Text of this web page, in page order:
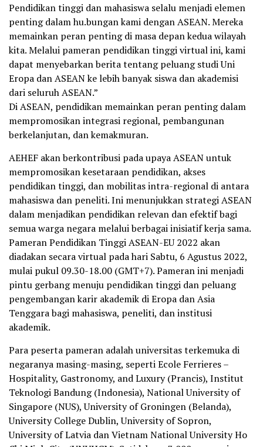
Pendidikan tinggi dan mahasiswa selalu menjadi elemen
penting dalam hu.bungan kami dengan ASEAN. Mereka
memainkan peran penting di masa depan kedua wilayah
kita. Melalui pameran pendidikan tinggi virtual ini, kami
dapat menyebarkan berita tentang peluang studi Uni
Eropa dan ASEAN ke lebih banyak siswa dan akademisi
dari seluruh ASEAN.”
Di ASEAN, pendidikan memainkan peran penting dalam
mempromosikan integrasi regional, pembangunan
berkelanjutan, dan kemakmuran.
AEHEF akan berkontribusi pada upaya ASEAN untuk
mempromosikan kesetaraan pendidikan, akses
pendidikan tinggi, dan mobilitas intra-regional di antara
mahasiswa dan peneliti. Ini menunjukkan strategi ASEAN
dalam menjadikan pendidikan relevan dan efektif bagi
semua warga negara melalui berbagai inisiatif kerja sama.
Pameran Pendidikan Tinggi ASEAN-EU 2022 akan
diadakan secara virtual pada hari Sabtu, 6 Agustus 2022,
mulai pukul 09.30-18.00 (GMT+7). Pameran ini menjadi
pintu gerbang menuju pendidikan tinggi dan peluang
pengembangan karir akademik di Eropa dan Asia
Tenggara bagi mahasiswa, peneliti, dan institusi
akademik.
Para peserta pameran adalah universitas terkemuka di
negaranya masing-masing, seperti Ecole Ferrieres –
Hospitality, Gastronomy, and Luxury (Prancis), Institut
Teknologi Bandung (Indonesia), National University of
Singapore (NUS), University of Groningen (Belanda),
University College Dublin, University of Sopron,
University of Latvia dan Vietnam National University Ho